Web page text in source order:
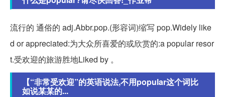
流行的 通俗的 adj.Abbr.pop.(形容词)缩写 pop.Widely like
d or appreciated:为大众所喜爱的或欣赏的:a popular resor
t.受欢迎的旅游胜地Liked by 。
【“非常受欢迎”的英语说法,不用popular这个词比
如说某某的...